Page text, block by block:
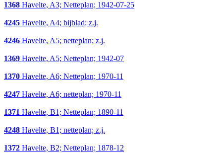
1368 Havelte, A3; Netteplan; 1942-07-25
4245 Havelte, A4; bijblad; z.j.
4246 Havelte, A5; netteplan; z.j.
1369 Havelte, A5; Netteplan; 1942-07
1370 Havelte, A6; Netteplan; 1970-11
4247 Havelte, A6; netteplan; 1970-11
1371 Havelte, B1; Netteplan; 1890-11
4248 Havelte, B1; netteplan; z.j.
1372 Havelte, B2; Netteplan; 1878-12